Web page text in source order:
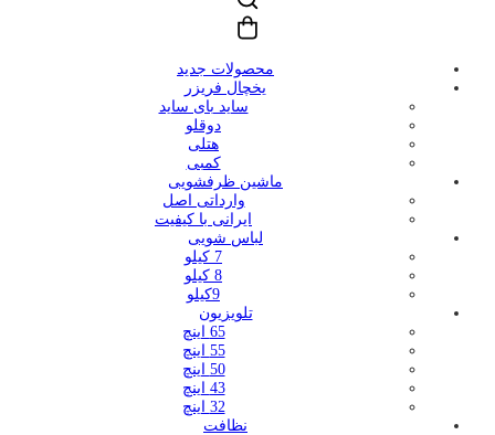
محصولات جدید
یخچال فریزر
ساید بای ساید
دوقلو
هتلی
کمبی
ماشین ظرفشویی
وارداتی اصل
ایرانی با کیفیت
لباس شویی
7 کیلو
8 کیلو
9کیلو
تلویزیون
65 اینچ
55 اینچ
50 اینچ
43 اینچ
32 اینچ
نظافت